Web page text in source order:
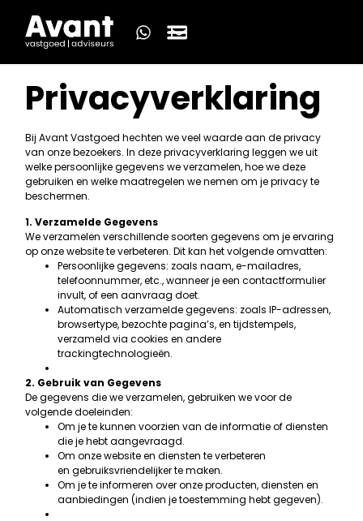
Privacyverklaring
Bij Avant Vastgoed hechten we veel waarde aan de privacy
van onze bezoekers. In deze privacyverklaring leggen we uit
welke persoonlijke gegevens we verzamelen, hoe we deze
gebruiken en welke maatregelen we nemen om je privacy te
beschermen.
1. Verzamelde Gegevens
We verzamelen verschillende soorten gegevens om je ervaring
op onze website te verbeteren. Dit kan het volgende omvatten:
Persoonlijke gegevens: zoals naam, e-mailadres,
telefoonnummer, etc., wanneer je een contactformulier
invult, of een aanvraag doet.
Automatisch verzamelde gegevens: zoals IP-adressen,
browsertype, bezochte pagina’s, en tijdstempels,
verzameld via cookies en andere
trackingtechnologieën.
2. Gebruik van Gegevens
De gegevens die we verzamelen, gebruiken we voor de
volgende doeleinden:
Om je te kunnen voorzien van de informatie of diensten
die je hebt aangevraagd.
Om onze website en diensten te verbeteren
en gebruiksvriendelijker te maken.
Om je te informeren over onze producten, diensten en
aanbiedingen (indien je toestemming hebt gegeven).